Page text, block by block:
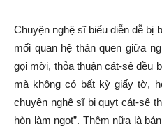
Chuyện nghệ sĩ biểu diễn dễ bị
mối quan hệ thân quen giữa
gọi mời, thỏa thuận cát-sê đều
mà không có bất kỳ giấy tờ,
chuyện nghệ sĩ bị quỵt cát-sê
hòn làm ngọt”. Thêm nữa là